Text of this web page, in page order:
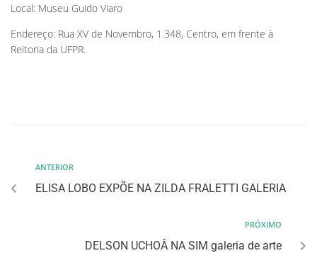
Local: Museu Guido Viaro
Endereço: Rua XV de Novembro, 1.348, Centro, em frente à
Reitoria da UFPR.
ANTERIOR
ELISA LOBO EXPÕE NA ZILDA FRALETTI GALERIA
PRÓXIMO
DELSON UCHOÂ NA SIM galeria de arte